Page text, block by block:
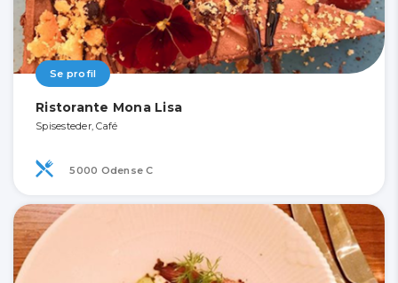
Se profil
Ristorante Mona Lisa
Spisesteder, Café
5000 Odense C